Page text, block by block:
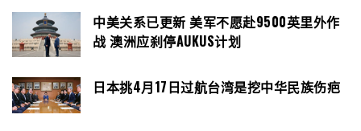
中美关系已更新 美军不愿赴9500英里外作
战 澳洲应刹停AUKUS计划
日本挑4月17日过航台湾是挖中华民族伤疤